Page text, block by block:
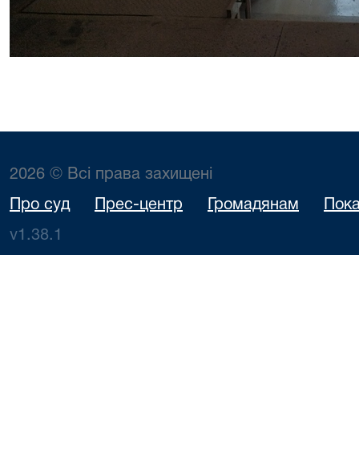
2026 © Всі права захищені
Про суд Прес-центр Громадянам
v1.38.1